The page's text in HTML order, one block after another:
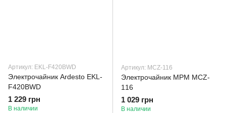
Артикул: EKL-F420BWD
Электрочайник Ardesto EKL-
F420BWD
1 229 грн
В наличии
Артикул: MCZ-116
Электрочайник MPM MCZ-
116
1 029 грн
В наличии